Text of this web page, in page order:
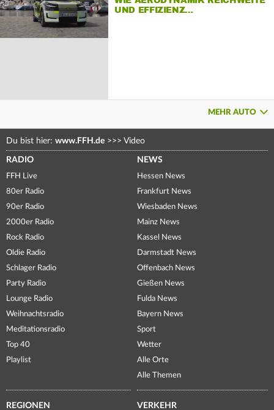
UND EFFIZIENZ…
MEHR AUTO
Du bist hier: www.FFH.de >>> Video
RADIO
FFH Live
80er Radio
90er Radio
2000er Radio
Rock Radio
Oldie Radio
Schlager Radio
Party Radio
Lounge Radio
Weihnachtsradio
Meditationsradio
Top 40
Playlist
NEWS
Hessen News
Frankfurt News
Wiesbaden News
Mainz News
Kassel News
Darmstadt News
Offenbach News
Gießen News
Fulda News
Bayern News
Sport
Wetter
Alle Orte
Alle Themen
REGIONEN VERKEHR